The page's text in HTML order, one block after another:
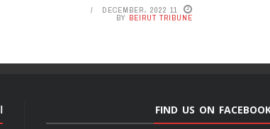
11 DECEMBER، 2022
BY BEIRUT TRIBUNE
FIND US ON